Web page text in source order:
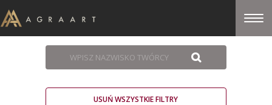
USUŃ WSZYSTKIE FILTRY